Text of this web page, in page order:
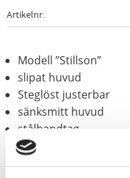
Artikelnr
Modell ”Stillson”
slipat huvud
Steglöst justerbar
sänksmitt huvud
stålhandtag